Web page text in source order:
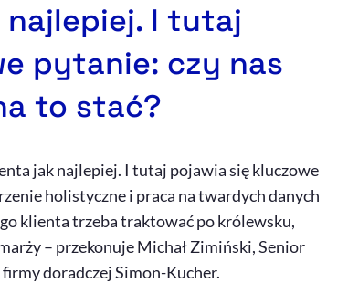
I tutaj
pytanie: czy nas
to stać?
jak najlepiej. I tutaj pojawia się kluczowe
holistyczne i praca na twardych danych
klienta trzeba traktować po królewsku,
– przekonuje Michał Zimiński, Senior
doradczej Simon-Kucher.